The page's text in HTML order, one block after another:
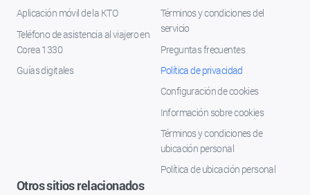
Aplicación móvil de la KTO
Teléfono de asistencia al viajero en
Corea 1330
Guías digitales
Términos y condiciones del
servicio
Preguntas frecuentes
Política de privacidad
Configuración de cookies
Información sobre cookies
Términos y condiciones de
ubicación personal
Política de ubicación personal
Otros sitios relacionados